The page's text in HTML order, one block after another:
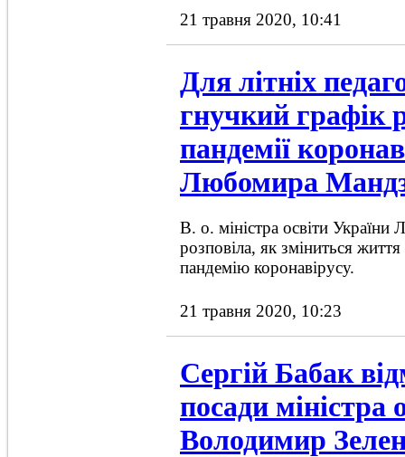
21 травня 2020, 10:41
Для літніх
гнучкий графік
пандемії
Любомира
В. о. міністра освіти
розповіла, як зміниться життя
пандемію коронавірусу.
21 травня 2020, 10:23
Сергій Бабак
посади міністра
Володимир